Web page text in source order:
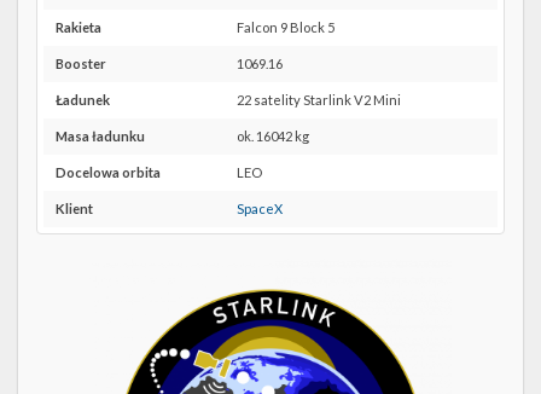
Twitter
Kalendarze
Maps
Rakieta Falcon 9 Block 5
Booster 1069.16
Ładunek 22 satelity Starlink V2 Mini
Masa ładunku ok. 16042 kg
Docelowa orbita LEO
Klient SpaceX